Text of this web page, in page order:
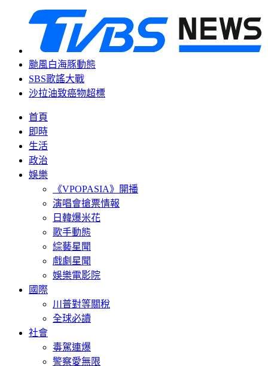
颱風白海豚動態
SBS歌謠大戰
沙拉油致癌物超標
首頁
即時
生活
政治
娛樂
《VPOPASIA》開播
演唱會搶票情報
日韓爆米花
歌手動態
綜藝星聞
戲劇星聞
娛樂電影院
國際
川普對等關稅
全球必讀
社會
毒駕連爆
警察愛無限